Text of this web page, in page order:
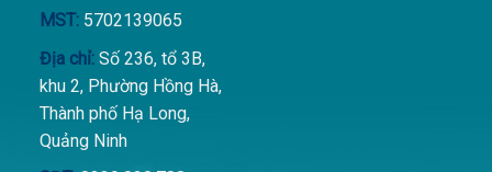
MST: 5702139065
Địa chỉ:Số 236, tổ 3B,
khu 2, Phường Hồng Hà,
Thành phố Hạ Long,
Quảng Ninh